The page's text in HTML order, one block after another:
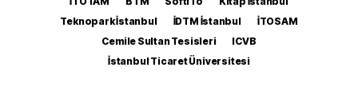
Teknopark İstanbul
İDTM İstanbul
İTOSAM
Cemile Sultan Tesisleri
ICVB
İstanbul Ticaret Üniversitesi